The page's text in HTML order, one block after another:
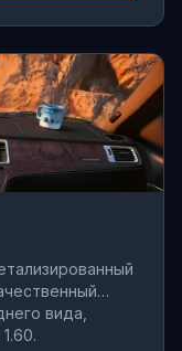
вида,